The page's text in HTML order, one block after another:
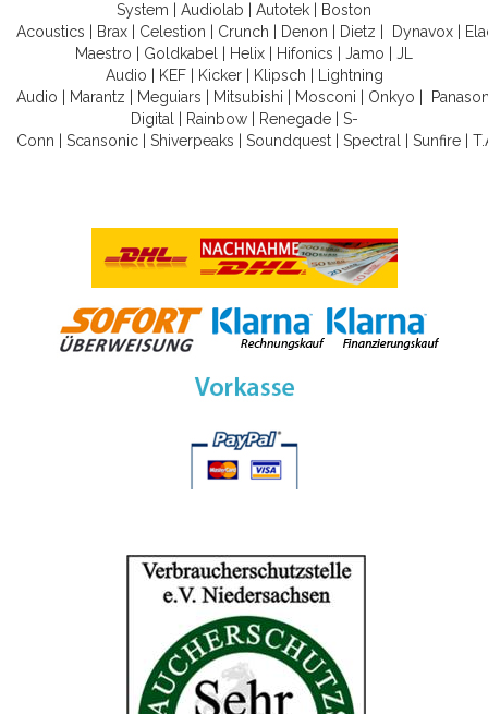
System
Audiolab Autotek
Boston
Acoustics
Brax Celestion Crunch Denon Dietz Dynavox
Maestro
Goldkabel Helix Hifonics Jamo
JL
Audio
KEF| Kicker| Klipsch
Lightning
Audio
Marantz Meguiars Mitsubishi Mosconi Onkyo
Digital
Rainbow| Renegade| S-
Conn
Scansonic Shiverpeaks Soundquest Spectral Sunfire